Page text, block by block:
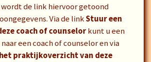
de link hiervoor getoond
Via de linkStuur een
coach of counselorkunt u een
een coach of counselor en via
praktijkoverzicht van deze